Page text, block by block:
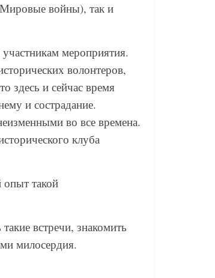
Мировые войны), так и
мероприятия.
волонтеров,
здесь и сейчас время
и сострадание.
во все времена.
клуба
такой
встречи, знакомить
милосердия.